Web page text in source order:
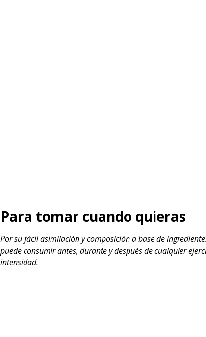
Para tomar cuando quieras
Por su fácil asimilación y composición a base de
puede consumir antes, durante y después de cualquier
intensidad.